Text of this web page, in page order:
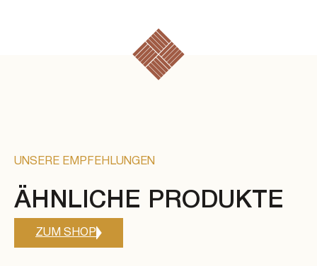
UNSERE EMPFEHLUNGEN
ÄHNLICHE PRODUKTE
ZUM SHOP